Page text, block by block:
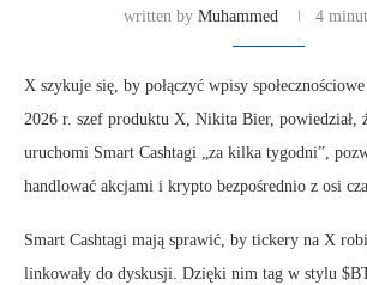
written by Muhammed 4
X szykuje się, by połączyć wpisy
2026 r. szef produktu X, Nikita Bier, powiedział,
uruchomi Smart Cashtagi „za kilka tygodni”,
handlować akcjami i krypto bezpośrednio z osi
Smart Cashtagi mają sprawić, by tickery na X
linkowały do dyskusji. Dzięki nim tag w stylu